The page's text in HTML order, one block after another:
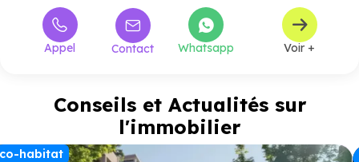
Appel Contact Whatsapp Voir +
Conseils et Actualités sur
l'immobilier
habitat